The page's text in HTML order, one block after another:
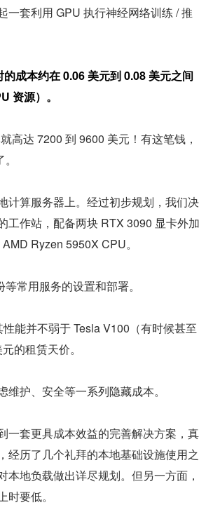
套利用 GPU 执行神经网络训练 / 推
成本约在 0.06 美元到 0.08 美元之间
资源）。
高达 7200 到 9600 美元！有这笔钱，
计算服务器上。经过初步规划，我们决
工作站，配备两块 RTX 3090 显卡外加
Ryzen 5950X CPU。
常用服务的设置和部署。
能并不弱于 Tesla V100（有时候甚至
的租赁天价。
护、安全等一系列隐藏成本。
一套更具成本效益的完善解决方案，真
经历了几个礼拜的本地基础设施使用之
地负载做出详尽规划。但另一方面，
要低。